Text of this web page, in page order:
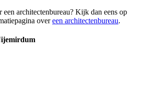
architectenbureau? Kijk dan eens op
overeen architectenbureau.